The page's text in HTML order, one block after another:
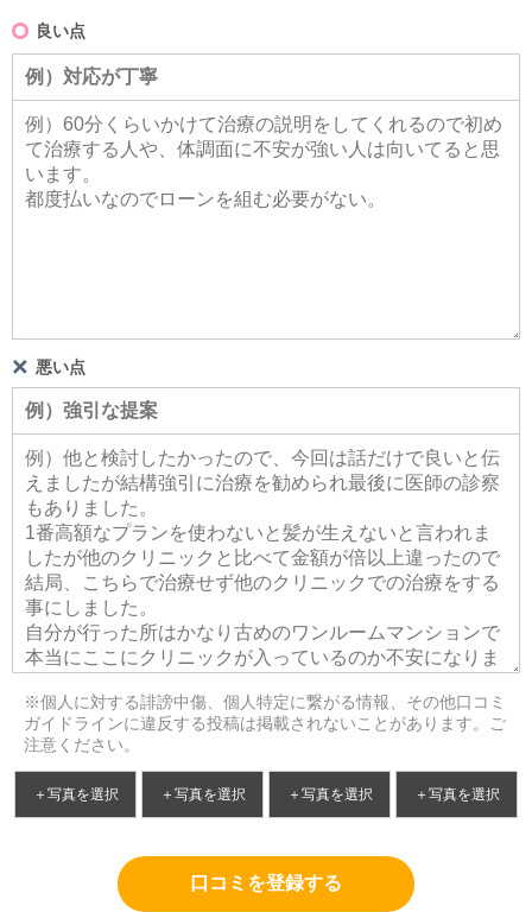
良い点
悪い点
※個人に対する誹謗中傷、個人特定に繋がる情報、その他口コミ
ガイドラインに違反する投稿は掲載されないことがあります。ご
注意ください。
＋写真を選択 ＋写真を選択 ＋写真を選択 ＋写真を選択
口コミを登録する